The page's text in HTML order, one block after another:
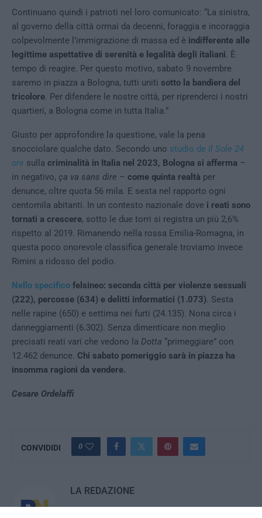
Continuano quindi i patrioti nel loro comunicato: “La sinistra,
al governo della città ormai da decenni, foraggia e incoraggia
colpevolmente l’immigrazione di massa ed è indifferente alle
legittime aspettative di serenità e legalità degli italiani. È
tempo di reagire. Per questo motivo, sabato 9 novembre
saremo in piazza a Bologna, tutti uniti sotto la bandiera del
tricolore. Per difendere le nostre città, per riprenderci i nostri
quartieri, a Bologna come in tutta Italia.”
Giusto per approfondire la questione, vale la pena
snocciolare qualche dato. Secondo uno studio de Il Sole 24
ore sulla criminalità in Italia nel 2023, Bologna si afferma –
in negativo, ça va sans dire – come quinta realtà per
denunce, oltre quota 56 mila. E sesta nel rapporto ogni
centomila abitanti. In un contesto nazionale dove i reati sono
tornati a crescere, sotto le due torri si registra un più 2,6%
rispetto al 2019. Rimanendo nella rossa Emilia-Romagna, in
questa poco onorevole classifica generale troviamo invece
Rimini a ridosso del podio.
Nello specifico felsineo: seconda città per violenze sessuali
(222), percosse (634) e delitti informatici (1.073). Sesta
nelle rapine (650) e settima nei furti (24.135). Nona circa i
danneggiamenti (6.302). Senza dimenticare non meglio
precisati reati vari che vedono la Dotta “primeggiare” con
12.462 denunce. Chi sabato pomeriggio sarà in piazza ha
insomma ragioni da vendere.
Cesare Ordelaffi
CONVIDIDI 0
LA REDAZIONE